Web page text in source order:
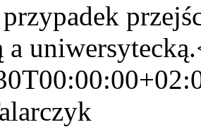
przypadek
a